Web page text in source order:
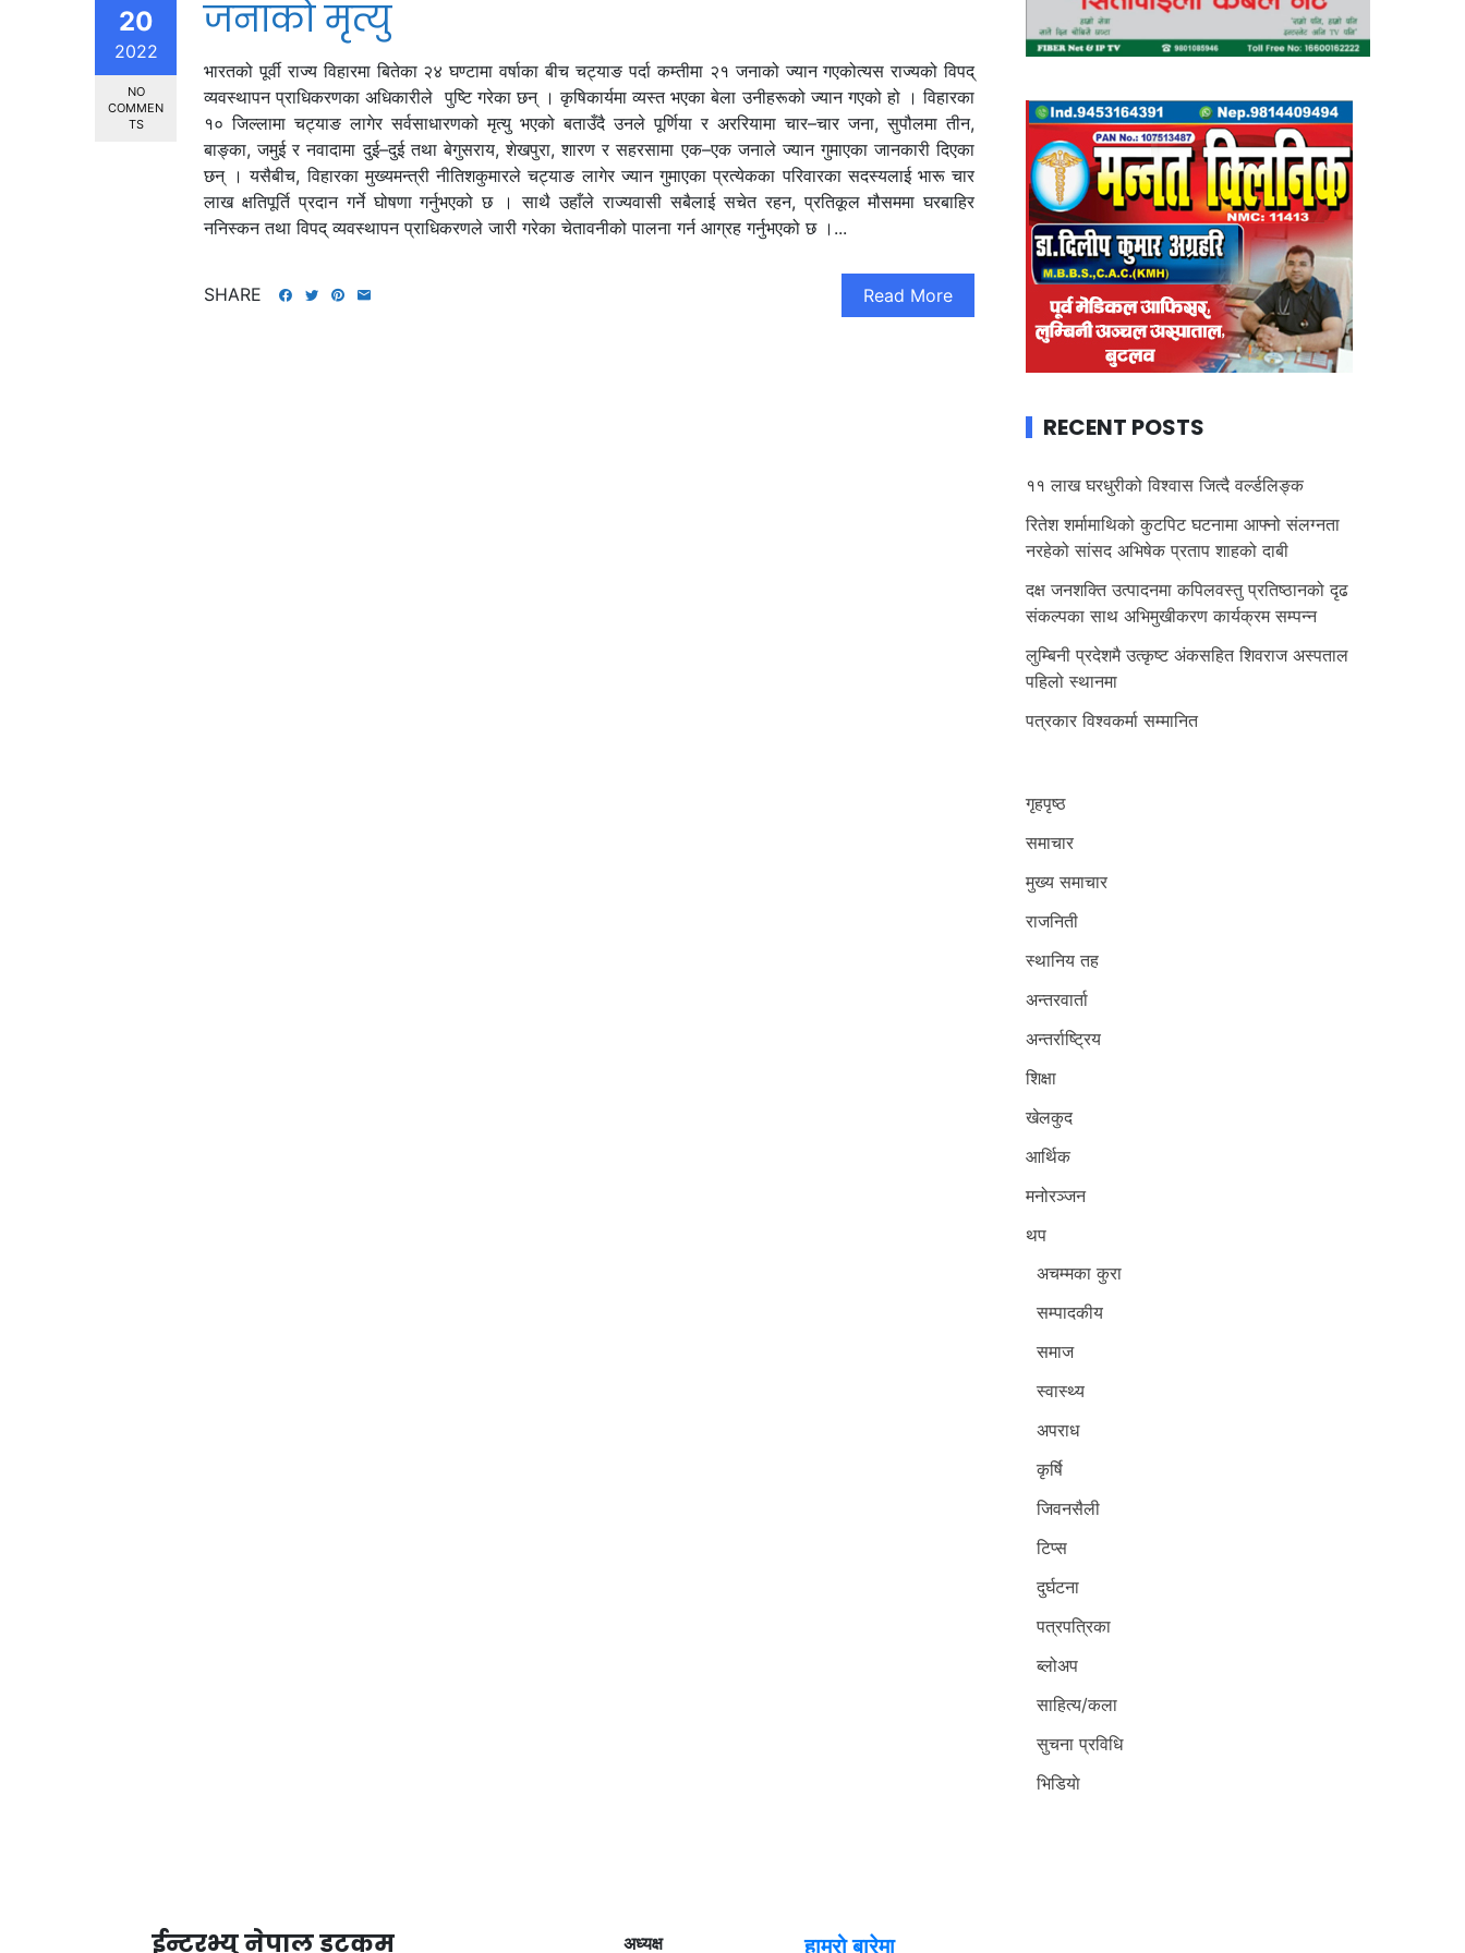
20
2022
NO
COMMEN
TS
जनाको मृत्यु
भारतको पूर्वी राज्य विहारमा बितेका २४ घण्टामा वर्षाका बीच चट्याङ पर्दा कम्तीमा २१ जनाको ज्यान गएकोत्यस राज्यको विपद्
व्यवस्थापन प्राधिकरणका अधिकारीले पुष्टि गरेका छन् । कृषिकार्यमा व्यस्त भएका बेला उनीहरूको ज्यान गएको हो । विहारका
१० जिल्लामा चट्याङ लागेर सर्वसाधारणको मृत्यु भएको बताउँदै उनले पूर्णिया र अररियामा चार–चार जना, सुपौलमा तीन,
बाङ्का, जमुई र नवादामा दुई–दुई तथा बेगुसराय, शेखपुरा, शारण र सहरसामा एक–एक जनाले ज्यान गुमाएका जानकारी दिएका
छन् । यसैबीच, विहारका मुख्यमन्त्री नीतिशकुमारले चट्याङ लागेर ज्यान गुमाएका प्रत्येकका परिवारका सदस्यलाई भारू चार
लाख क्षतिपूर्ति प्रदान गर्ने घोषणा गर्नुभएको छ । साथै उहाँले राज्यवासी सबैलाई सचेत रहन, प्रतिकूल मौसममा घरबाहिर
ननिस्कन तथा विपद् व्यवस्थापन प्राधिकरणले जारी गरेका चेतावनीको पालना गर्न आग्रह गर्नुभएको छ ।...
Read More
SHARE
RECENT POSTS
११ लाख घरधुरीको विश्वास जित्दै वर्ल्डलिङ्क
रितेश शर्मामाथिको कुटपिट घटनामा आफ्नो संलग्नता
नरहेको सांसद अभिषेक प्रताप शाहको दाबी
दक्ष जनशक्ति उत्पादनमा कपिलवस्तु प्रतिष्ठानको दृढ
संकल्पका साथ अभिमुखीकरण कार्यक्रम सम्पन्न
लुम्बिनी प्रदेशमै उत्कृष्ट अंकसहित शिवराज अस्पताल
पहिलो स्थानमा
पत्रकार विश्वकर्मा सम्मानित
गृहपृष्ठ
समाचार
मुख्य समाचार
राजनिती
स्थानिय तह
अन्तरवार्ता
अन्तर्राष्ट्रिय
शिक्षा
खेलकुद
आर्थिक
मनोरञ्जन
थप
अचम्मका कुरा
सम्पादकीय
समाज
स्वास्थ्य
अपराध
कृर्षि
जिवनसैली
टिप्स
दुर्घटना
पत्रपत्रिका
ब्लोअप
साहित्य/कला
सुचना प्रविधि
भिडियाे
ईन्टरभ्यु नेपाल डटकम अध्यक्ष हाम्रो बारेमा